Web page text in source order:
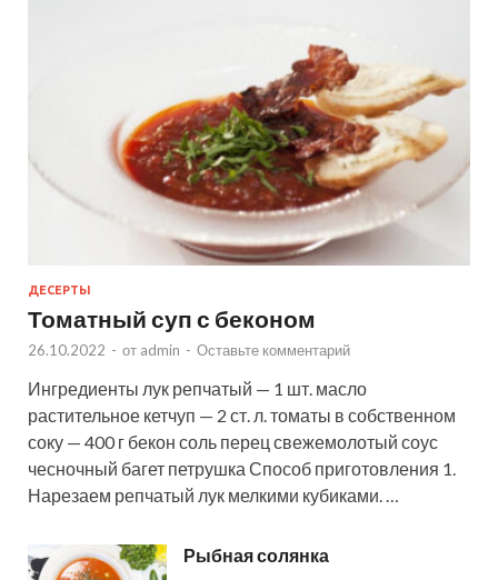
ДЕСЕРТЫ
Томатный суп с беконом
26.10.2022 - от admin - Оставьте комментарий
Ингредиенты лук репчатый — 1 шт. масло
растительное кетчуп — 2 ст. л. томаты в собственном
соку — 400 г бекон соль перец свежемолотый соус
чесночный багет петрушка Способ приготовления 1.
Нарезаем репчатый лук мелкими кубиками. …
Рыбная солянка